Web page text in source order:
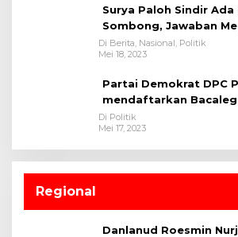
Surya Paloh Sindir Ada
Sombong, Jawaban
Di Berita, Nasional, Politik
Mei 18, 2023
Partai Demokrat DPC
mendaftarkan Bacaleg
Di Politik
Mei 17, 2023
Regional
Danlanud Roesmin